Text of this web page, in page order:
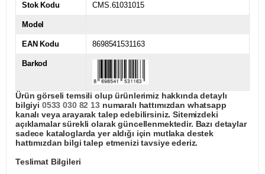
Stok Kodu CMS.61031015
Model
EAN Kodu 8698541531163
Barkod
Ürün görseli temsili olup ürünlerimiz hakkında detaylı
bilgiyi 0533 030 82 13numaralı hattımızdan whatsapp
kanalı veya arayarak talep edebilirsiniz. Sitemizdeki
açıklamalar sürekli olarak güncellenmektedir. Bazı detaylar
sadece kataloglarda yer aldığı için mutlaka destek
hattımızdan bilgi talep etmenizi tavsiye ederiz.
Teslimat Bilgileri